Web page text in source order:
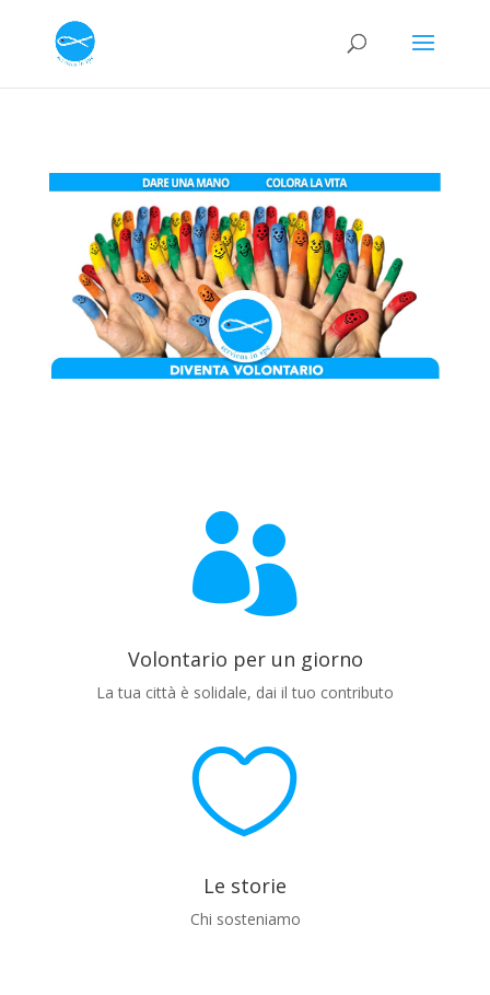

Volontario per un giorno
La tua città è solidale, dai il tuo contributo

Le storie
Chi sosteniamo